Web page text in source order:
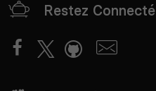
Restez Connecté